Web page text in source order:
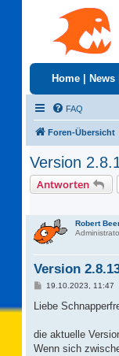
Home News
FAQ
Foren-Übersicht
Version
Antworten
Robert
Version
B
i
a
19.10.2023, 11:47
Liebe
die aktuelle
Wenn sich